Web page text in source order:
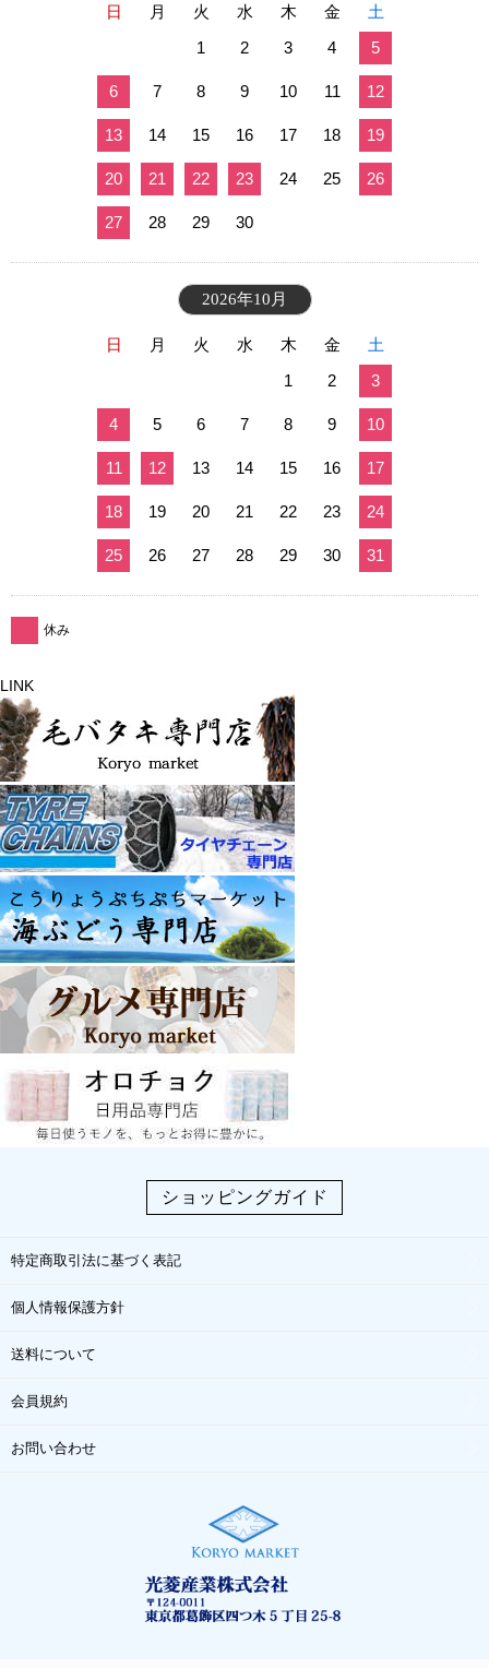
日 月 火 水 木 金
土
1
2 3 4 5
6 7 8 9 10 11 12
13 14 15 16 17 18 19
20 21 22 23 24 25 26
27 28 29 30
2026年10月
日 月 火 水 木 金
土
1
2 3
4 5 6 7 8 9 10
11 12 13 14 15 16 17
18 19 20 21 22 23 24
25 26 27 28 29 30 31
休み
LINK
ショッピングガイド
特定商取引法に基づく表記
個人情報保護方針
送料について
会員規約
お問い合わせ